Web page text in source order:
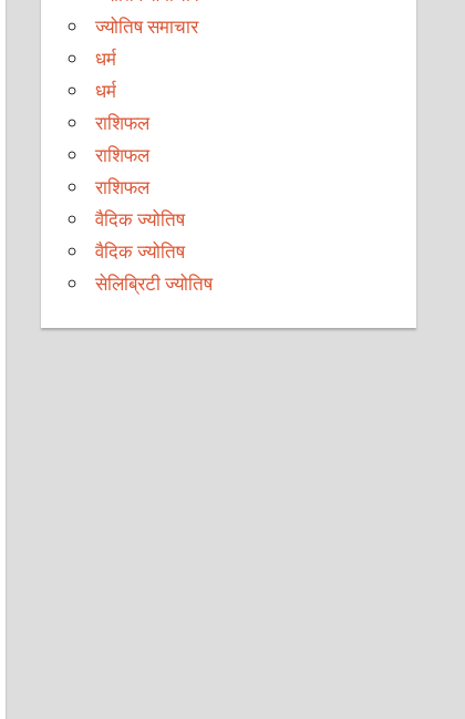
ज्योतिष समाचार
धर्म
धर्म
राशिफल
राशिफल
राशिफल
वैदिक ज्योतिष
वैदिक ज्योतिष
सेलिब्रिटी ज्योतिष